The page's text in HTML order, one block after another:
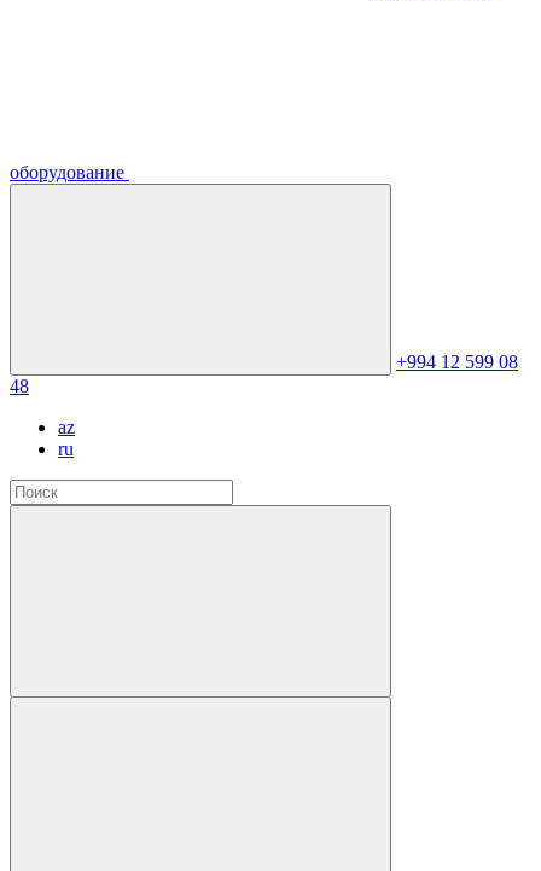
оборудование
+994 12 599 08
48
az
ru